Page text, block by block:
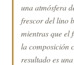
una atmósfera
frescor del lino
mientras que el
la composición
resultado es